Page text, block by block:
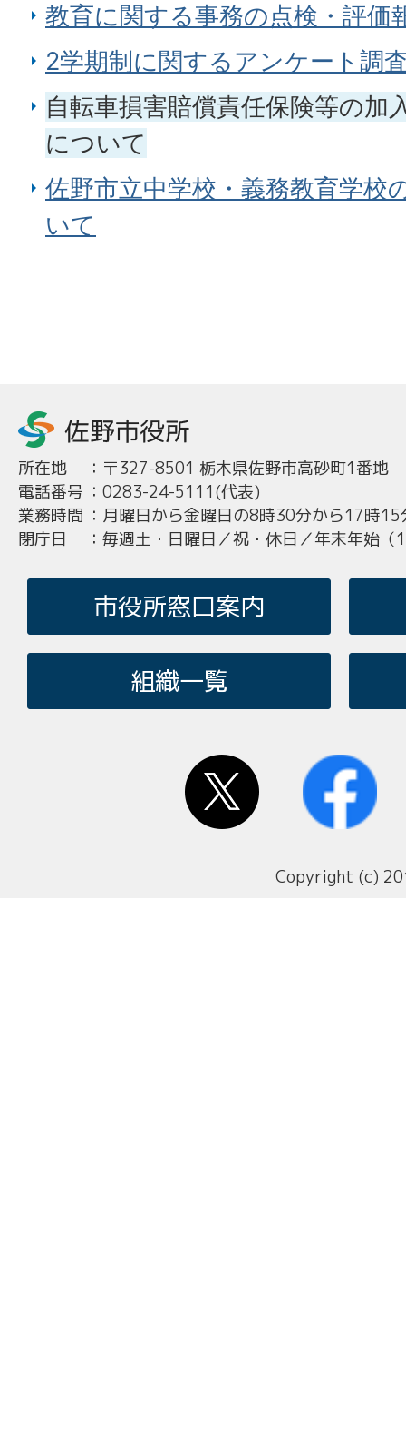
教育に関する事務の点検・評価
2学期制に関するアンケート調
自転車損害賠償責任保険等の加
について
佐野市立中学校・義務教育学校
いて
所在地 ： 〒327-8501 栃木県佐野市高砂町1番地
電話番号 ： 0283-24-5111(代表)
業務時間 ： 月曜日から金曜日の8時30分から17時15
閉庁日
： 毎週土・日曜日／祝・休日／年末年始
市役所窓口案内
組織一覧
Copyright (c)